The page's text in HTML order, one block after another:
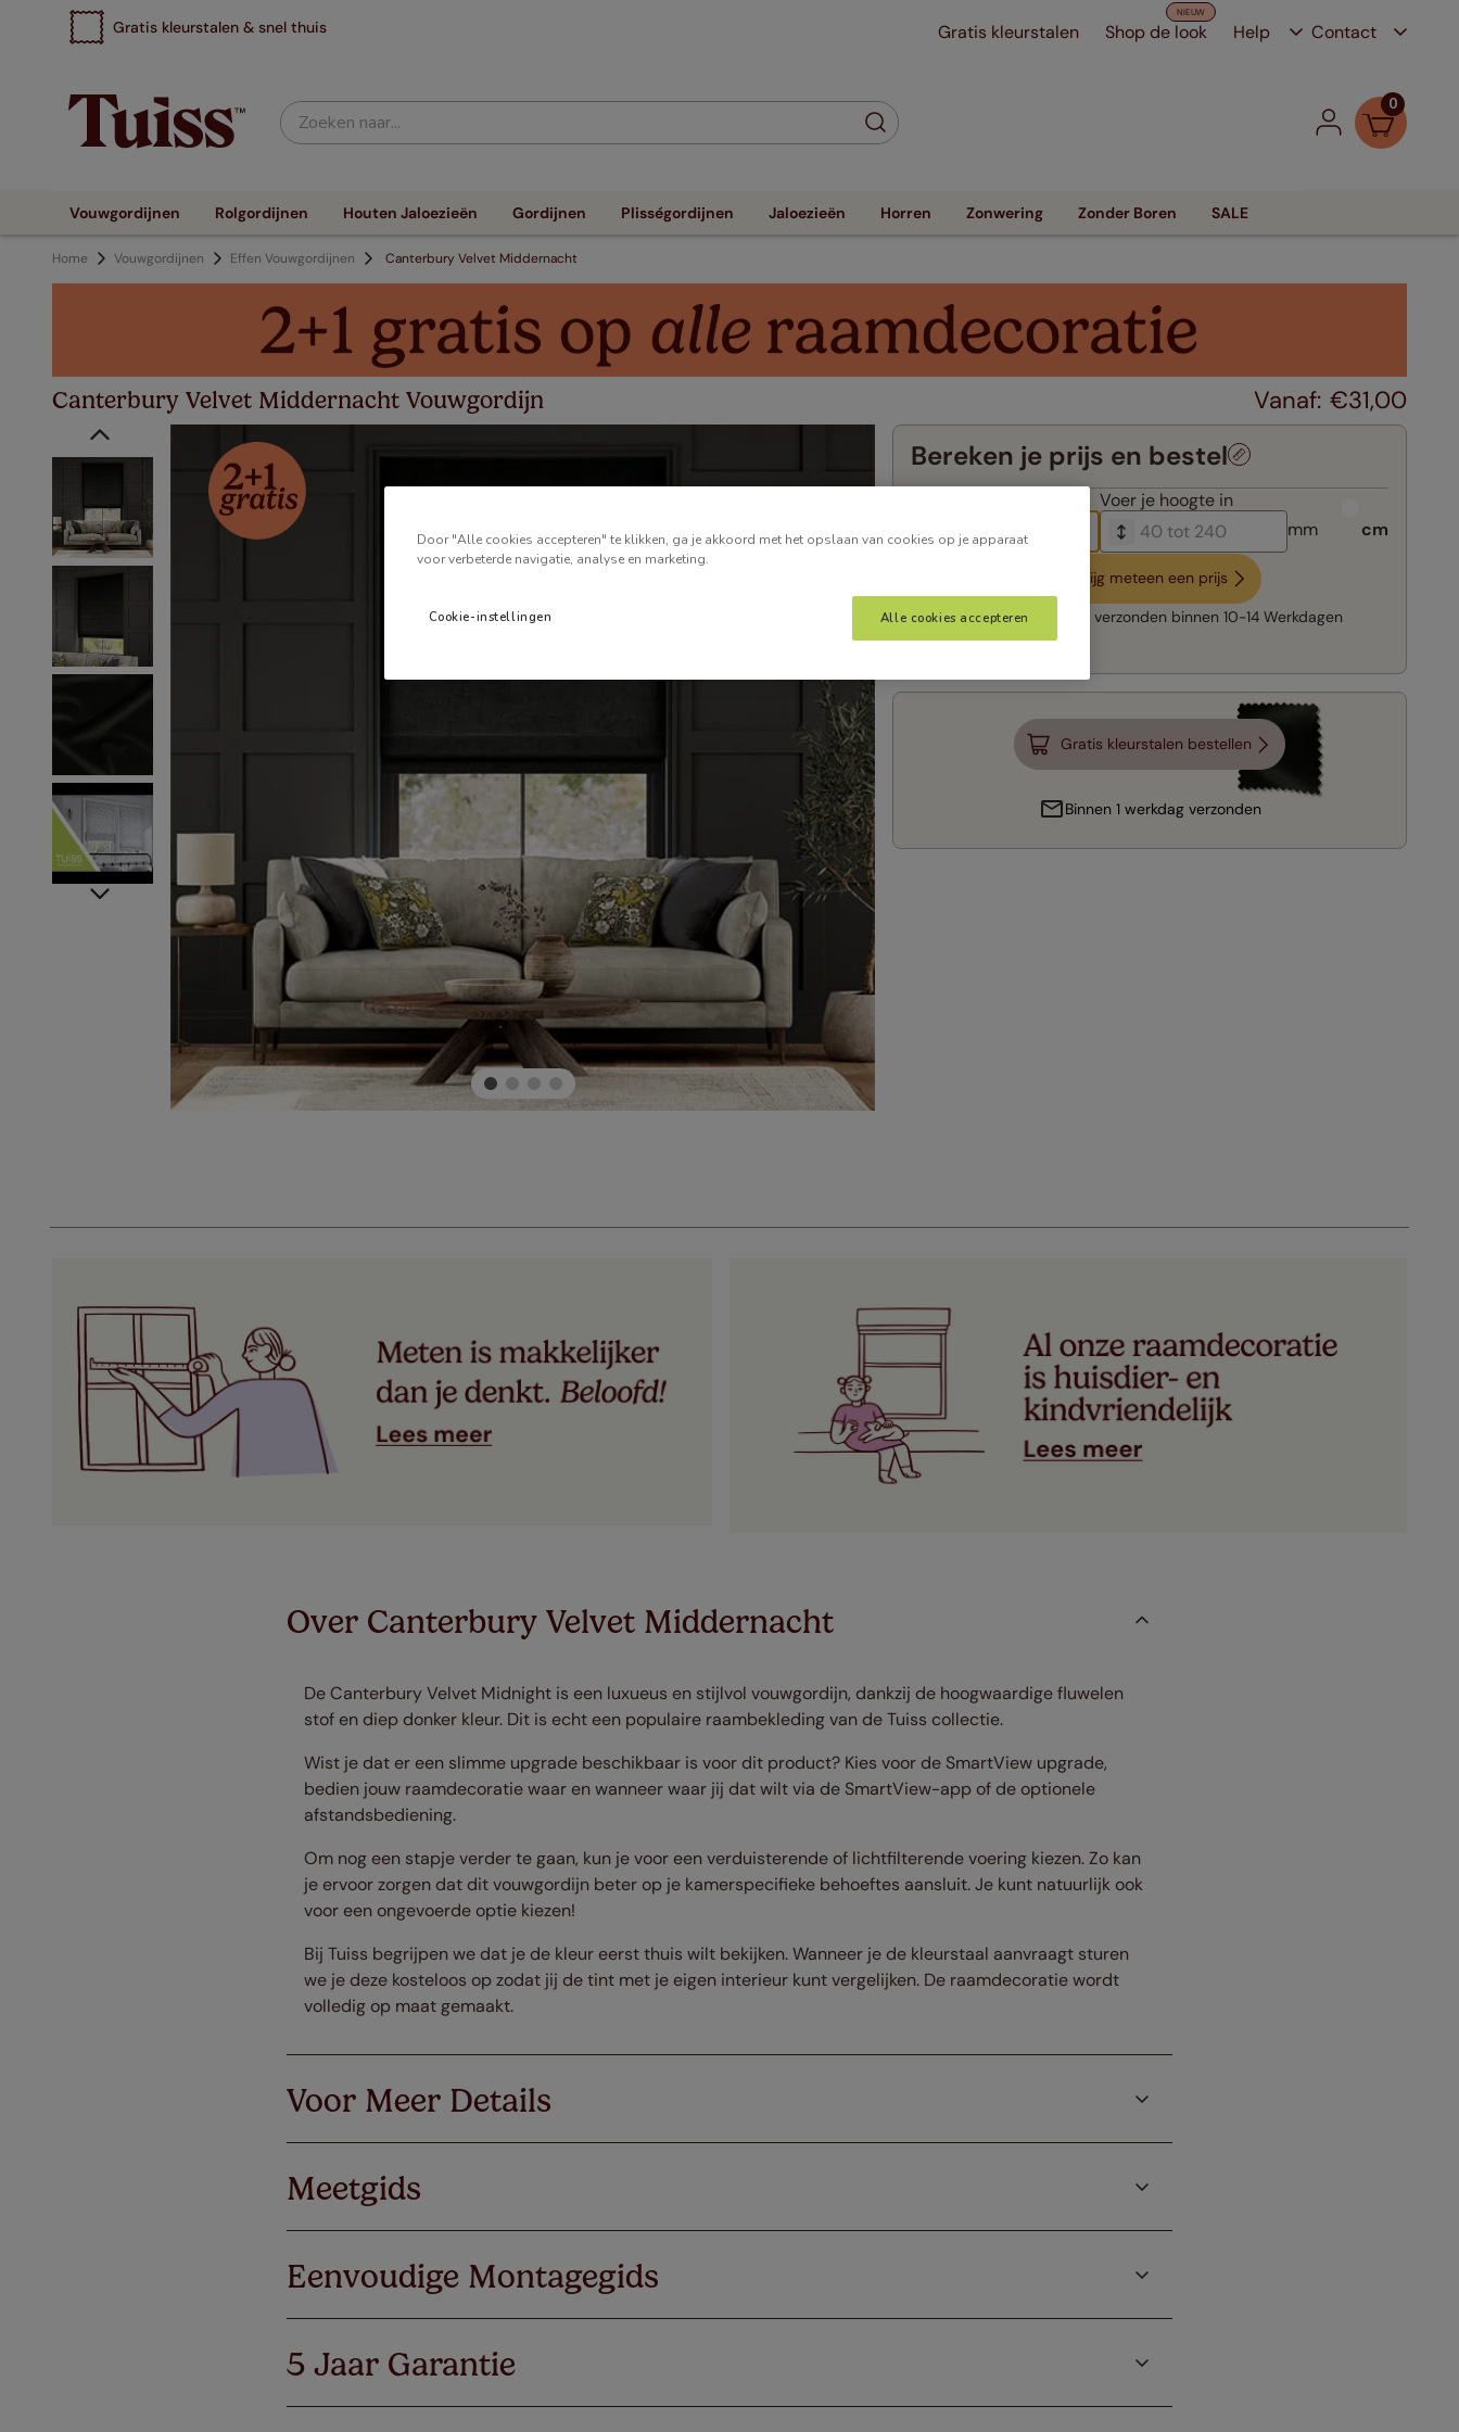
Gratis kleurstalen & snel thuis Gratis kleurstalen Shop de look Help Contact
Zoeken naar... 0
Vouwgordijnen Rolgordijnen Houten Jaloezieën Gordijnen Plisségordijnen Jaloezieën Horren Zonwering Zonder Boren SALE
Home Vouwgordijnen Effen Vouwgordijnen Canterbury Velvet Middernacht
Canterbury Velvet Middernacht Vouwgordijn €31,00
Bereken je prijs en bestel
Voer je hoogte in
mm
cm
Krijg meteen een prijs
Snelle levering:
verzonden binnen 10-14 Werkdagen
Gratis kleurstalen bestellen
Binnen 1 werkdag verzonden
Over Canterbury Velvet Middernacht
De Canterbury Velvet Midnight is een luxueus en stijlvol vouwgordijn, dankzij de hoogwaardige fluwelen
stof en diep donker kleur. Dit is echt een populaire raambekleding van de Tuiss collectie.
Wist je dat er een slimme upgrade beschikbaar is voor dit product? Kies voor de SmartView upgrade,
bedien jouw raamdecoratie waar en wanneer waar jij dat wilt via de SmartView-app of de optionele
afstandsbediening.
Om nog een stapje verder te gaan, kun je voor een verduisterende of lichtfilterende voering kiezen. Zo kan
je ervoor zorgen dat dit vouwgordijn beter op je kamerspecifieke behoeftes aansluit. Je kunt natuurlijk ook
voor een ongevoerde optie kiezen!
Bij Tuiss begrijpen we dat je de kleur eerst thuis wilt bekijken. Wanneer je de kleurstaal aanvraagt sturen
we je deze kosteloos op zodat jij de tint met je eigen interieur kunt vergelijken. De raamdecoratie wordt
volledig op maat gemaakt.
Voor Meer Details
Meetgids
Eenvoudige Montagegids
5 Jaar Garantie
Door "Alle cookies accepteren" te klikken, ga je akkoord met het opslaan van cookies op je apparaat
voor verbeterde navigatie, analyse en marketing.
Cookie-instellingen Alle cookies accepteren